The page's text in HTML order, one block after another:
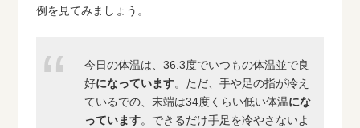
例を見てみましょう。
今日の体温は、36.3度でいつもの体温並で良
好になっています。ただ、手や足の指が冷え
ているでの、末端は34度くらい低い体温にな
っています。できるだけ手足を冷やさないよ